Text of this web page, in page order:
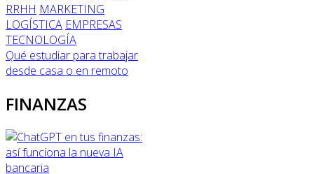
RRHH MARKETING
LOGÍSTICA EMPRESAS
TECNOLOGÍA
Qué estudiar para trabajar
desde casa o en remoto
FINANZAS